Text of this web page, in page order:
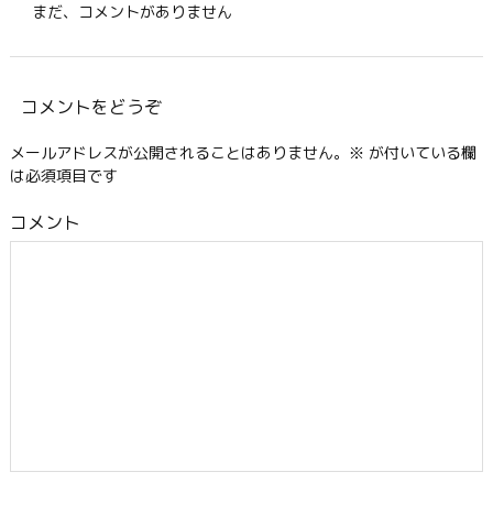
まだ、コメントがありません
コメントをどうぞ
メールアドレスが公開されることはありません。 ※ が付いている欄
は必須項目です
コメント